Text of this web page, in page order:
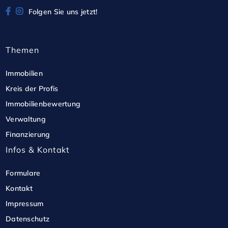
Folgen Sie uns jetzt!
Themen
Immobilien
Kreis der Profis
Immobilienbewertung
Verwaltung
Finanzierung
Infos & Kontakt
Formulare
Kontakt
Impressum
Datenschutz